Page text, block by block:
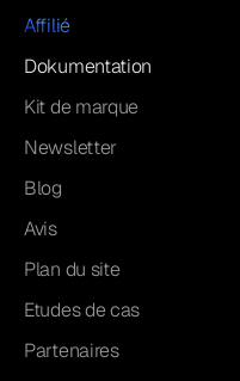
Affilié
Dokumentation
Kit de marque
Newsletter
Blog
Avis
Plan du site
Etudes de cas
Partenaires